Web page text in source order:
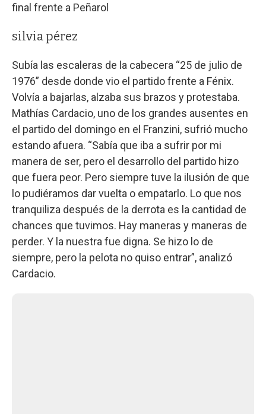
final frente a Peñarol
silvia pérez
Subía las escaleras de la cabecera “25 de julio de
1976” desde donde vio el partido frente a Fénix.
Volvía a bajarlas, alzaba sus brazos y protestaba.
Mathías Cardacio, uno de los grandes ausentes en
el partido del domingo en el Franzini, sufrió mucho
estando afuera. “Sabía que iba a sufrir por mi
manera de ser, pero el desarrollo del partido hizo
que fuera peor. Pero siempre tuve la ilusión de que
lo pudiéramos dar vuelta o empatarlo. Lo que nos
tranquiliza después de la derrota es la cantidad de
chances que tuvimos. Hay maneras y maneras de
perder. Y la nuestra fue digna. Se hizo lo de
siempre, pero la pelota no quiso entrar”, analizó
Cardacio.